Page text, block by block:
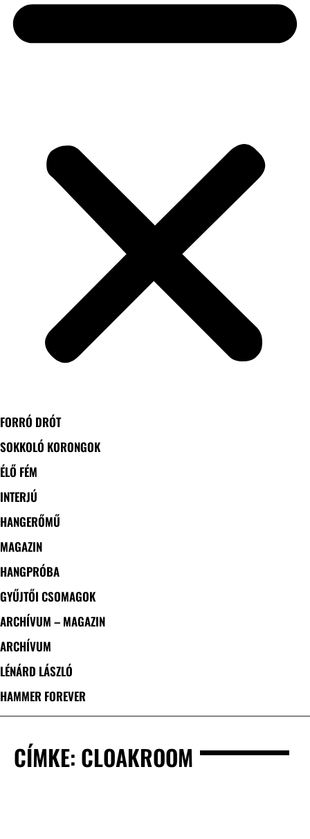
FORRÓ DRÓT
SOKKOLÓ KORONGOK
ÉLŐ FÉM
INTERJÚ
HANGERŐMŰ
MAGAZIN
HANGPRÓBA
GYŰJTŐI CSOMAGOK
ARCHÍVUM – MAGAZIN
ARCHÍVUM
LÉNÁRD LÁSZLÓ
HAMMER FOREVER
CÍMKE: CLOAKROOM